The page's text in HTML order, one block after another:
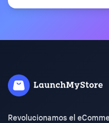
Revolucionamos el